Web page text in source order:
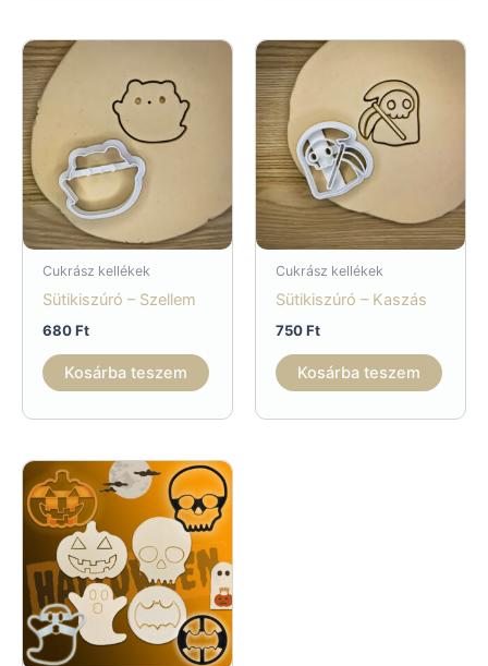
Cukrász kellékek
Sütikiszúró – Szellem
680Ft
Kosárba teszem
Cukrász kellékek
Sütikiszúró – Kaszás
750Ft
Kosárba teszem